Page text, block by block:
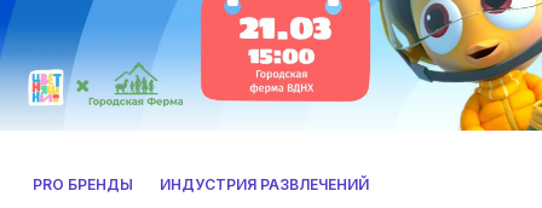
PRO БРЕНДЫ ИНДУСТРИЯ РАЗВЛЕЧЕНИЙ